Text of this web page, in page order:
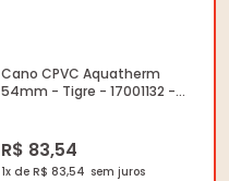
Cano CPVC Aquatherm
54mm - Tigre - 17001132 -
R$ 83,54
1x de R$ 83,54